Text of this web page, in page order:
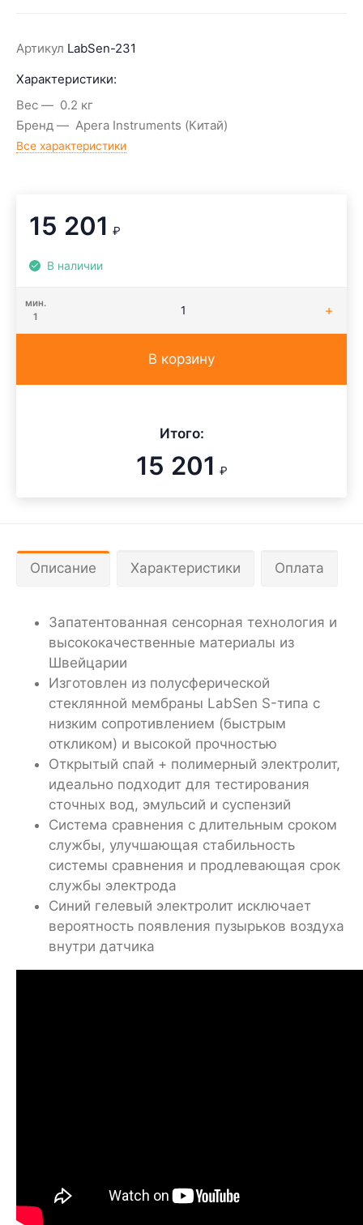
Артикул LabSen-231
Характеристики:
Вес
0.2 кг
Бренд
Apera Instruments (Китай)
Все характеристики
15 201 ₽
В наличии
мин.
1
В корзину
Итого:
15 201 ₽
Описание Характеристики Оплата
Запатентованная сенсорная технология и
высококачественные материалы из
Швейцарии
Изготовлен из полусферической
стеклянной мембраны LabSen S-типа с
низким сопротивлением (быстрым
откликом) и высокой прочностью
Открытый спай + полимерный электролит,
идеально подходит для тестирования
сточных вод, эмульсий и суспензий
Система сравнения с длительным сроком
службы, улучшающая стабильность
системы сравнения и продлевающая срок
службы электрода
Синий гелевый электролит исключает
вероятность появления пузырьков воздуха
внутри датчика